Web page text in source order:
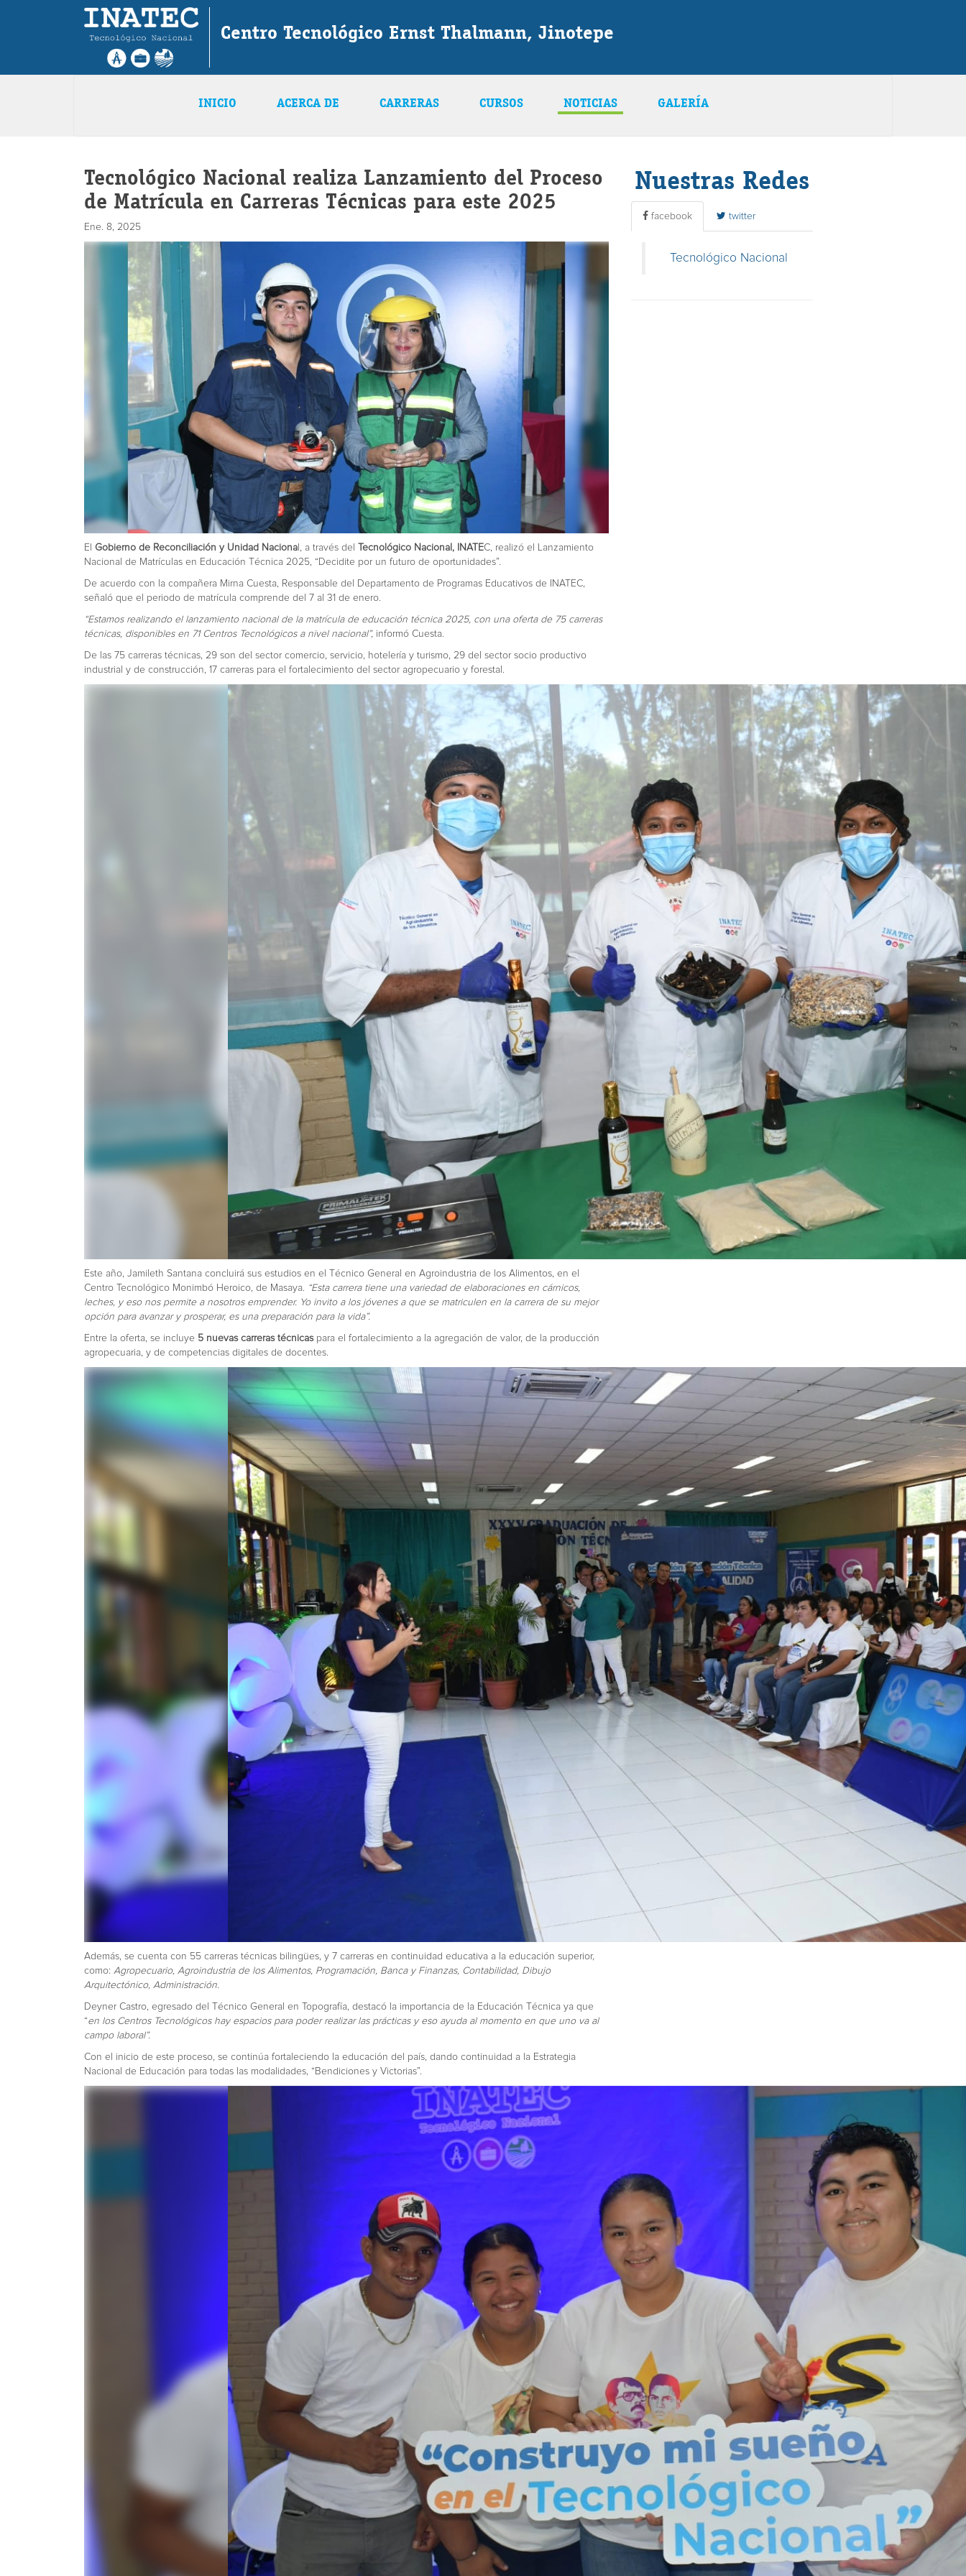
Centro Tecnológico Ernst Thalmann, Jinotepe
INICIO ACERCA DE CARRERAS CURSOS NOTICIAS GALERÍA
Tecnológico Nacional realiza Lanzamiento del Proceso
de Matrícula en Carreras Técnicas para este 2025
Ene. 8, 2025
El Gobierno de Reconciliación y Unidad Naciona l, a través del Tecnológico Nacional, INATEC, realizó el Lanzamiento
Nacional de Matrículas en Educación Técnica 2025, “Decidite por un futuro de oportunidades”.
De acuerdo con la compañera Mirna Cuesta, Responsable del Departamento de Programas Educativos de INATEC,
señaló que el periodo de matrícula comprende del 7 al 31 de enero.
“Estamos realizando el lanzamiento nacional de la matrícula de educación técnica 2025, con una oferta de 75 carreras
técnicas, disponibles en 71 Centros Tecnológicos a nivel nacional”, informó Cuesta.
De las 75 carreras técnicas, 29 son del sector comercio, servicio, hotelería y turismo, 29 del sector socio productivo
industrial y de construcción, 17 carreras para el fortalecimiento del sector agropecuario y forestal.
Este año, Jamileth Santana concluirá sus estudios en el Técnico General en Agroindustria de los Alimentos, en el
Centro Tecnológico Monimbó Heroico, de Masaya. “Esta carrera tiene una variedad de elaboraciones en cárnicos,
leches, y eso nos permite a nosotros emprender. Yo invito a los jóvenes a que se matriculen en la carrera de su mejor
opción para avanzar y prosperar, es una preparación para la vida”.
Entre la oferta, se incluye 5 nuevas carreras técnicas para el fortalecimiento a la agregación de valor, de la producción
agropecuaria, y de competencias digitales de docentes.
Además, se cuenta con 55 carreras técnicas bilingües, y 7 carreras en continuidad educativa a la educación superior,
como: Agropecuario, Agroindustria de los Alimentos, Programación, Banca y Finanzas, Contabilidad, Dibujo
Arquitectónico, Administración.
Deyner Castro, egresado del Técnico General en Topografía, destacó la importancia de la Educación Técnica ya que
“en los Centros Tecnológicos hay espacios para poder realizar las prácticas y eso ayuda al momento en que uno va al
campo laboral”.
Con el inicio de este proceso, se continúa fortaleciendo la educación del país, dando continuidad a la Estrategia
Nacional de Educación para todas las modalidades, “Bendiciones y Victorias”.
Nuestras Redes
facebook twitter
Tecnológico Nacional